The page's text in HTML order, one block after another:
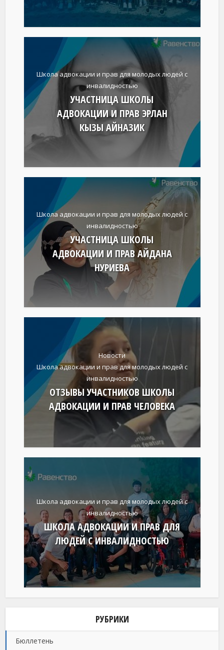
Школа адвокации и прав для молодых людей с
инвалидностью
УЧАСТНИЦА ШКОЛЫ
АДВОКАЦИИ И ПРАВ ЭРЛАН
КЫЗЫ АЙНАЗИК
Школа адвокации и прав для молодых людей с
инвалидностью
УЧАСТНИЦА ШКОЛЫ
АДВОКАЦИИ И ПРАВ АЙДАНА
НУРИЕВА
Новости
Школа адвокации и прав для молодых людей с
инвалидностью
ОТЗЫВЫ УЧАСТНИКОВ ШКОЛЫ
АДВОКАЦИИ И ПРАВ ЧЕЛОВЕКА
Школа адвокации и прав для молодых людей с
инвалидностью
ШКОЛА АДВОКАЦИИ И ПРАВ ДЛЯ
ЛЮДЕЙ С ИНВАЛИДНОСТЬЮ
РУБРИКИ
Бюллетень